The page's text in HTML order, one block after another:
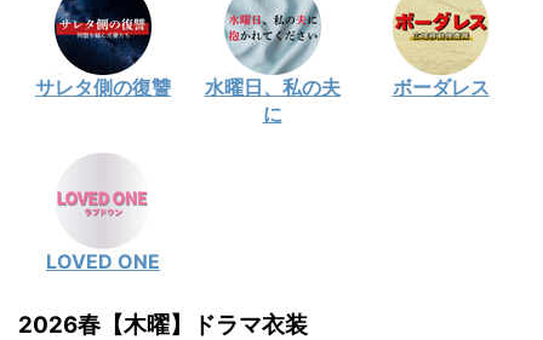
サレタ側の復讐
水曜日、私の夫
に
ボーダレス
LOVED ONE
2026春【木曜】ドラマ衣装